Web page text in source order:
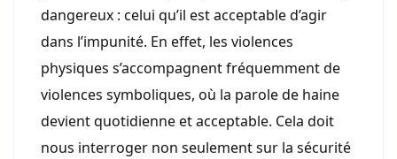
dangereux : celui qu’il est acceptable d’agir
dans l’impunité. En effet, les violences
physiques s’accompagnent fréquemment de
violences symboliques, où la parole de haine
devient quotidienne et acceptable. Cela doit
nous interroger non seulement sur la sécurité